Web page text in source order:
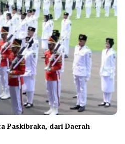
Paskibraka, dari Daerah